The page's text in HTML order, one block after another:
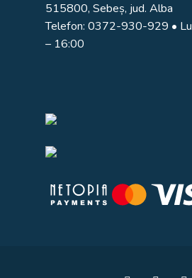
515800, Sebeș, jud. Alba
Telefon: 0372-930-929 •
– 16:00